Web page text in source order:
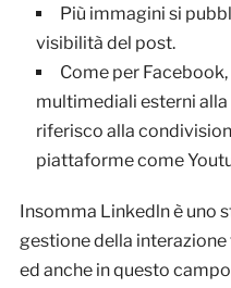
Più immagini si
visibilità del post.
Come per
multimediali esterni
riferisco alla
piattaforme come
Insomma Linkedln è uno
gestione della
ed anche in questo